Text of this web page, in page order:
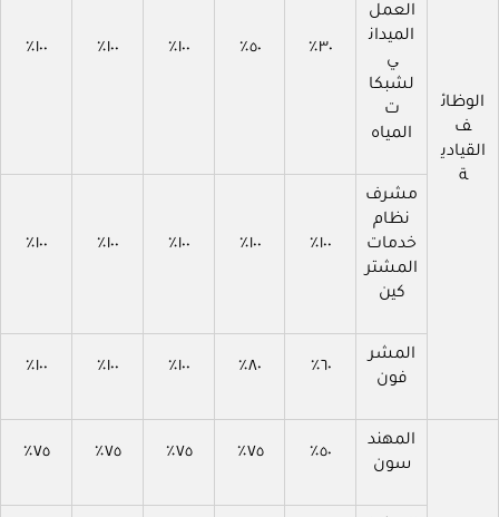
الوظائ
ف
القيادي
ة
العمل
الميدان
ي
لشبكا
ت
المياه
٣٠٪ ٥٠٪ ١٠٠٪ ١٠٠٪ ١٠٠٪
مشرف
نظام
خدمات
المشتر
كين
١٠٠٪ ١٠٠٪ ١٠٠٪ ١٠٠٪ ١٠٠٪
المشر
فون
٦٠٪ ٨٠٪ ١٠٠٪ ١٠٠٪ ١٠٠٪
المهند
سون
٥٠٪ ٧٥٪ ٧٥٪ ٧٥٪ ٧٥٪